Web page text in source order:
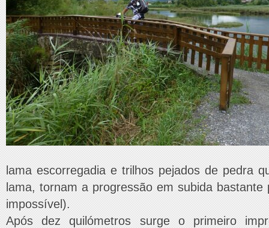
lama escorregadia e trilhos pejados de pedra
lama, tornam a progressão em subida
impossível).
Após dez quilómetros surge o primeiro